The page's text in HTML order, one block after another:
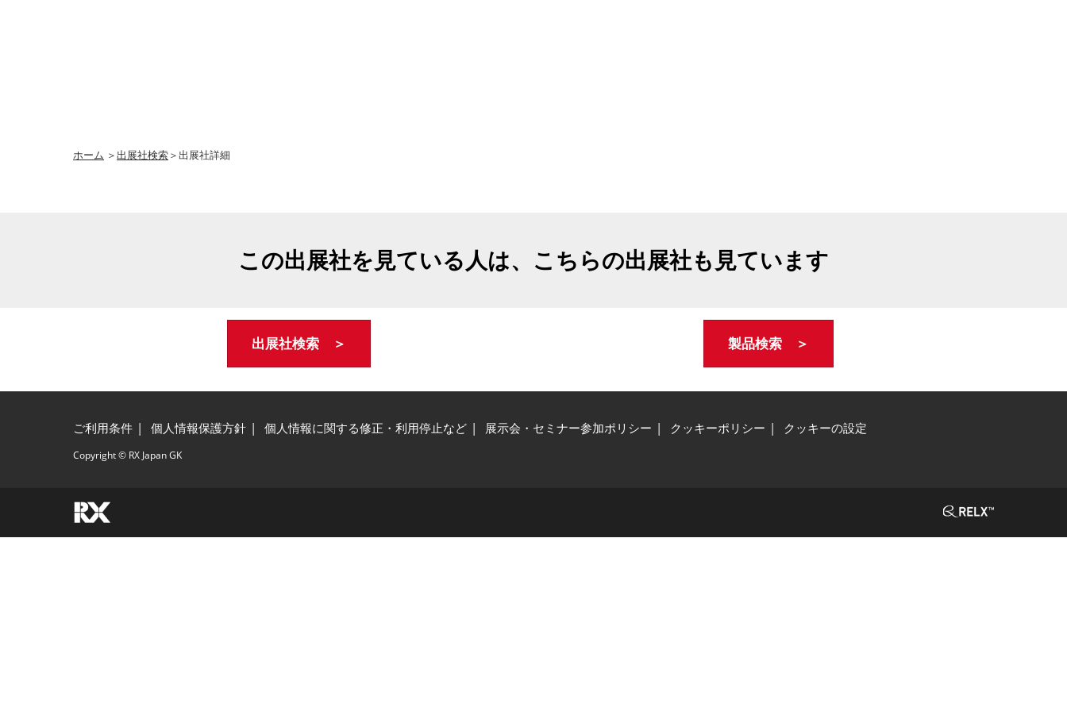
ホーム ＞出展社検索＞出展社詳細
この出展社を見ている人は、こちらの出展社も見ています
出展社検索 ＞ 製品検索 ＞
ご利用条件 個人情報保護方針 個人情報に関する修正・利用停止など 展示会・セミナー参加ポリシー クッキーポリシー クッキーの設定
Copyright © RX Japan GK